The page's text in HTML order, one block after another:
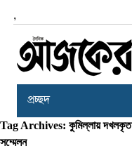
,
প্রচ্ছদ
Tag Archives: কুমিল্লায় দখলকৃত
সম্মেলন